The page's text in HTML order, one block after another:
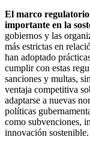
El marco
importante en la
gobiernos y las
más estrictas en
han adoptado
cumplir con estas
sanciones y multas,
ventaja competitiva
adaptarse a nuevas
políticas
como subvenciones,
innovación sostenible.